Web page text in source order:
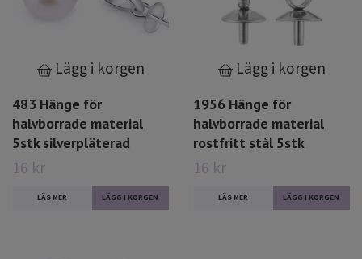
Lägg i korgen
483 Hänge för
halvborrade material
5stk silverpläterad
16 kr
LÄS MER
Lägg i korgen
1956 Hänge för
halvborrade material
rostfritt stål 5stk
16 kr
LÄS MER